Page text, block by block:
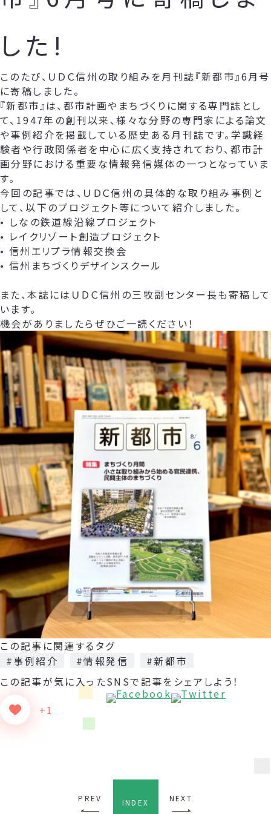
した!
このたび、ＵＤＣ信州の取り組みを月刊誌『新都市』6月号
に寄稿しました。
『新都市』は、都市計画やまちづくりに関する専門誌とし
て、1947年の創刊以来、様々な分野の専門家による論文
や事例紹介を掲載している歴史ある月刊誌です。学識経
験者や行政関係者を中心に広く支持されており、都市計
画分野における重要な情報発信媒体の一つとなっていま
す。
今回の記事では、ＵＤＣ信州の具体的な取り組み事例と
して、以下のプロジェクト等について紹介しました。
• しなの鉄道線沿線プロジェクト
• レイクリゾート創造プロジェクト
• 信州エリプラ情報交換会
• 信州まちづくりデザインスクール
また、本誌にはＵＤＣ信州の三牧副センター長も寄稿して
います。
機会がありましたらぜひご一読ください！
この記事に関連するタグ
#事例紹介
#情報発信
#新都市
この記事が気に入った
+1
SNSで記事をシェアしよう！
PREV INDEX NEXT